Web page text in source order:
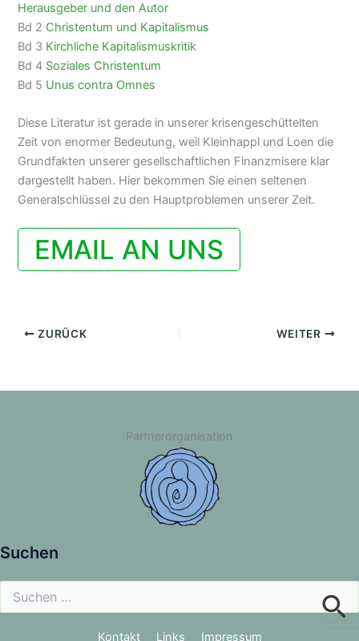
Herausgeber und den Autor
Bd 2 Christentum und Kapitalismus
Bd 3 Kirchliche Kapitalismuskritik
Bd 4 Soziales Christentum
Bd 5 Unus contra Omnes
Diese Literatur ist gerade in unserer krisengeschüttelten
Zeit von enormer Bedeutung, weil Kleinhappl und Loen die
Grundfakten unserer gesellschaftlichen Finanzmisere klar
dargestellt haben. Hier bekommen Sie einen seltenen
Generalschlüssel zu den Hauptproblemen unserer Zeit.
EMAIL AN UNS
ZURÜCK WEITER
Partnerorganisation
Suchen
nach:
Kontakt Links Impressum